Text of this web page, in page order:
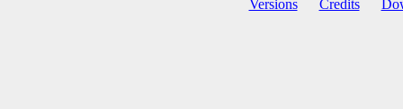
Versions Credits